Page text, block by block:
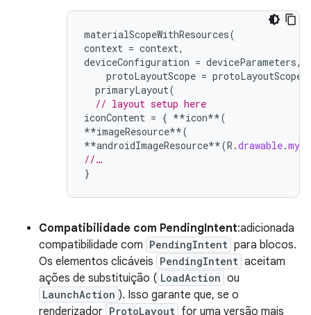
materialScopeWithResources(
context = context,
deviceConfiguration = deviceParameters,
protoLayoutScope = protoLayoutScope
primaryLayout(
// layout setup here
iconContent = { **icon**(
**imageResource**(
**androidImageResource**(R .drawable.
//…
}
Compatibilidade com PendingIntent:adicionada
compatibilidade com PendingIntent para blocos.
Os elementos clicáveis PendingIntent aceitam
ações de substituição ( LoadAction ou
LaunchAction ). Isso garante que, se o
renderizador ProtoLayout for uma versão mais